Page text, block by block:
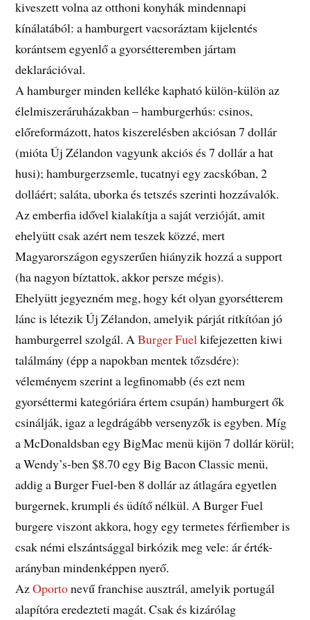
kiveszett volna az otthoni konyhák mindennapi
kínálatából: a hamburgert vacsoráztam kijelentés
korántsem egyenlő a gyorsétteremben jártam
deklarációval.
A hamburger minden kelléke kapható külön-külön az
élelmiszeráruházakban – hamburgerhús: csinos,
előreformázott, hatos kiszerelésben akciósan 7 dollár
(mióta Új Zélandon vagyunk akciós és 7 dollár a hat
husi); hamburgerzsemle, tucatnyi egy zacskóban, 2
dolláért; saláta, uborka és tetszés szerinti hozzávalók.
Az emberfia idővel kialakítja a saját verzióját, amit
ehelyütt csak azért nem teszek közzé, mert
Magyarországon egyszerűen hiányzik hozzá a support
(ha nagyon bíztattok, akkor persze mégis).
Ehelyütt jegyezném meg, hogy két olyan gyorsétterem
lánc is létezik Új Zélandon, amelyik párját ritkítóan jó
hamburgerrel szolgál. ABurger Fuelkifejezetten kiwi
találmány (épp a napokban mentek tőzsdére):
véleményem szerint a legfinomabb (és ezt nem
gyorséttermi kategóriára értem csupán) hamburgert ők
csinálják, igaz a legdrágább versenyzők is egyben. Míg
a McDonaldsban egy BigMac menü kijön 7 dollár körül;
a Wendy’s-ben $8.70 egy Big Bacon Classic menü,
addig a Burger Fuel-ben 8 dollár az átlagára egyetlen
burgernek, krumpli és üdítő nélkül. A Burger Fuel
burgere viszont akkora, hogy egy termetes férfiember is
csak némi elszántsággal birkózik meg vele: ár érték-
arányban mindenképpen nyerő.
AzOportonevű franchise ausztrál, amelyik portugál
alapítóra eredezteti magát. Csak és kizárólag